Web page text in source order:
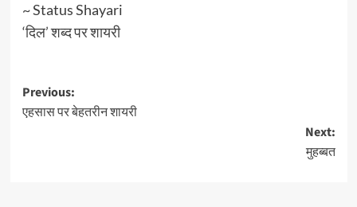
~ Status Shayari
‘दिल’ शब्द पर शायरी
Post
navigation
Previous:
एहसास पर बेहतरीन शायरी
Next:
मुहब्बत